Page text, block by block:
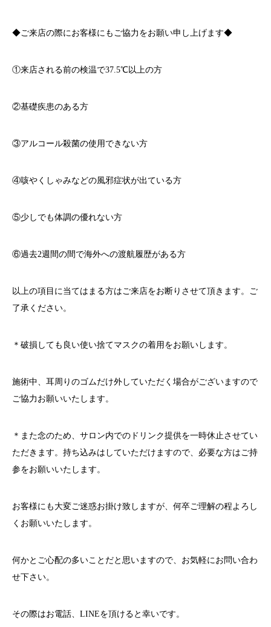
◆ご来店の際にお客様にもご協力をお願い申し上げます◆
①来店される前の検温で37.5℃以上の方
②基礎疾患のある方
③アルコール殺菌の使用できない方
④咳やくしゃみなどの風邪症状が出ている方
⑤少しでも体調の優れない方
⑥過去2週間の間で海外への渡航履歴がある方
以上の項目に当てはまる方はご来店をお断りさせて頂きます。ご
了承ください。
＊破損しても良い使い捨てマスクの着用をお願いします。
施術中、耳周りのゴムだけ外していただく場合がございますので
ご協力お願いいたします。
＊また念のため、サロン内でのドリンク提供を一時休止させてい
ただきます。持ち込みはしていただけますので、必要な方はご持
参をお願いいたします。
お客様にも大変ご迷惑お掛け致しますが、何卒ご理解の程よろし
くお願いいたします。
何かとご心配の多いことだと思いますので、お気軽にお問い合わ
せ下さい。
その際はお電話、 LINEを頂けると幸いです。